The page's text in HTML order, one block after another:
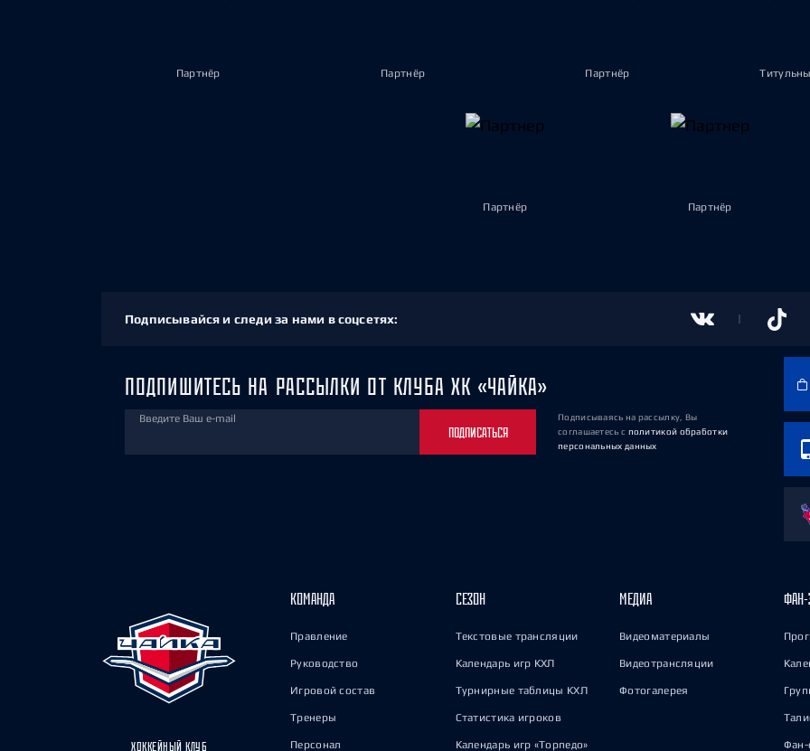
Партнёр Партнёр Партнёр
Партнёр Партнёр
Подписывайся и следи за нами в соцсетях:
ПОДПИШИТЕСЬ НА РАССЫЛКИ ОТ КЛУБА ХК «ЧАЙКА»
Введите Ваш e-mail
ПОДПИСАТЬСЯ
Подписываясь на рассылку, Вы
соглашаетесь с политикой обработки
персональных данных
ХОККЕЙНЫЙ КЛУБ
КОМАНДА
Правление
Руководство
Игровой состав
Тренеры
Персонал
СЕЗОН
Текстовые трансляции
Календарь игр КХЛ
Турнирные таблицы КХЛ
Статистика игроков
Календарь игр «Торпедо»
МЕДИА
Видеоматериалы
Видеотрансляции
Фотогалерея
ФАН-
Фан-